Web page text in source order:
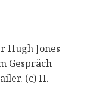
Hugh Jones
Gespräch
(c) H.